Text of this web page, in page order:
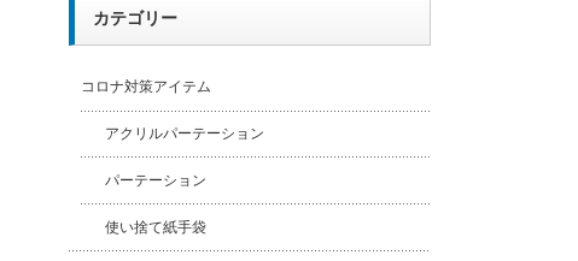
カテゴリー
コロナ対策アイテム
アクリルパーテーション
パーテーション
使い捨て紙手袋